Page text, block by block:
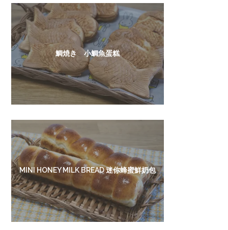
鯛焼き 小鯛魚蛋糕
MINI HONEY MILK BREAD 迷你蜂蜜鮮奶包